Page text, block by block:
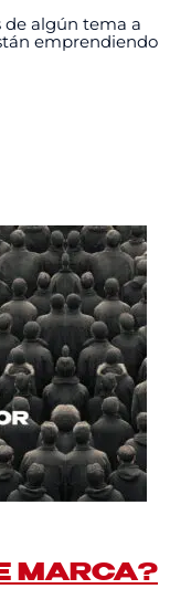
algún tema a
emprendiendo
MARCA?